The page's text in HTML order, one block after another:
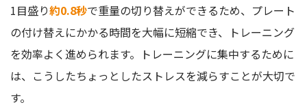
1目盛り約0.8秒で重量の切り替えができるため、プレート
の付け替えにかかる時間を大幅に短縮でき、トレーニング
を効率よく進められます。トレーニングに集中するために
は、こうしたちょっとしたストレスを減らすことが大切で
す。